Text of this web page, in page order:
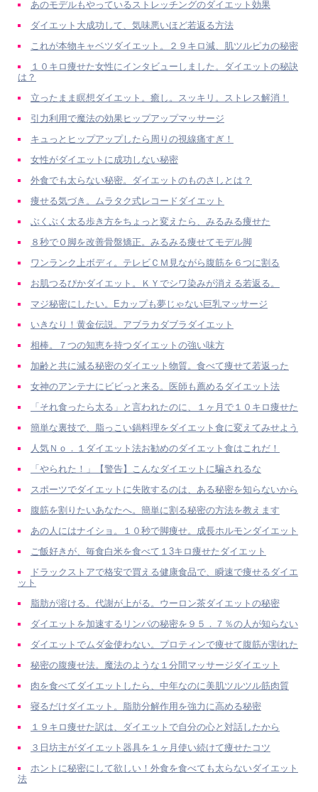
あのモデルもやっているストレッチングのダイエット効果
ダイエット大成功して、気味悪いほど若返る方法
これが本物キャベツダイエット。２９キロ減、肌ツルピカの秘密
１０キロ痩せた女性にインタビューしました。ダイエットの秘訣
は？
立ったまま瞑想ダイエット。癒し。スッキリ。ストレス解消！
引力利用で魔法の効果ヒップアップマッサージ
キュっとヒップアップしたら周りの視線痛すぎ！
女性がダイエットに成功しない秘密
外食でも太らない秘密。ダイエットのものさしとは？
痩せる気づき。ムラタク式レコードダイエット
ぶくぶく太る歩き方をちょっと変えたら、みるみる痩せた
８秒でＯ脚を改善骨盤矯正。みるみる痩せてモデル脚
ワンランク上ボディ。テレビＣＭ見ながら腹筋を６つに割る
お肌つるぴかダイエット。ＫＹでシワ染みが消える若返る。
マジ秘密にしたい。Eカップも夢じゃない巨乳マッサージ
いきなり！黄金伝説。アブラカダブラダイエット
相棒。７つの知恵を持つダイエットの強い味方
加齢と共に減る秘密のダイエット物質。食べて痩せて若返った
女神のアンテナにビビっと来る。医師も薦めるダイエット法
「それ食ったら太る」と言われたのに、１ヶ月で１０キロ痩せた
簡単な裏技で、脂っこい鍋料理をダイエット食に変えてみせよう
人気Ｎｏ．１ダイエット法お勧めのダイエット食はこれだ！
「やられた！」【警告】こんなダイエットに騙されるな
スポーツでダイエットに失敗するのは、ある秘密を知らないから
腹筋を割りたいあなたへ。簡単に割る秘密の方法を教えます
あの人にはナイショ。１０秒で脚痩せ。成長ホルモンダイエット
ご飯好きが、毎食白米を食べて１3キロ痩せたダイエット
ドラックストアで格安で買える健康食品で、瞬速で痩せるダイエ
ット
脂肪が溶ける。代謝が上がる。ウーロン茶ダイエットの秘密
ダイエットを加速するリンパの秘密を９５．７％の人が知らない
ダイエットでムダ金使わない。プロティンで痩せて腹筋が割れた
秘密の腹痩せ法。魔法のような１分間マッサージダイエット
肉を食べてダイエットしたら、中年なのに美肌ツルツル筋肉質
寝るだけダイエット。脂肪分解作用を強力に高める秘密
１９キロ痩せた訳は、ダイエットで自分の心と対話したから
３日坊主がダイエット器具を１ヶ月使い続けて痩せたコツ
ホントに秘密にして欲しい！外食を食べても太らないダイエット
法